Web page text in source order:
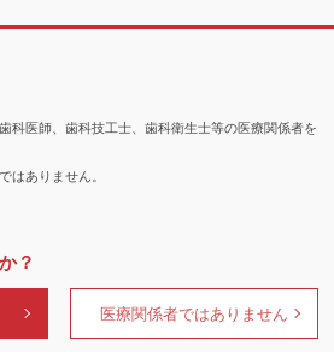
01(エアーロード) ヨシダスプ
科医師、歯科技工士、歯科衛生士等の医療関係者を
はありません。
？
医療関係者ではありません